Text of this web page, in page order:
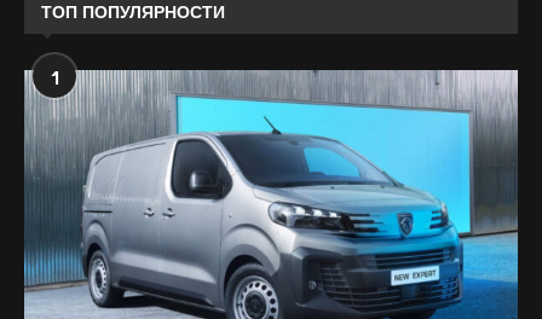
ТОП ПОПУЛЯРНОСТИ
1